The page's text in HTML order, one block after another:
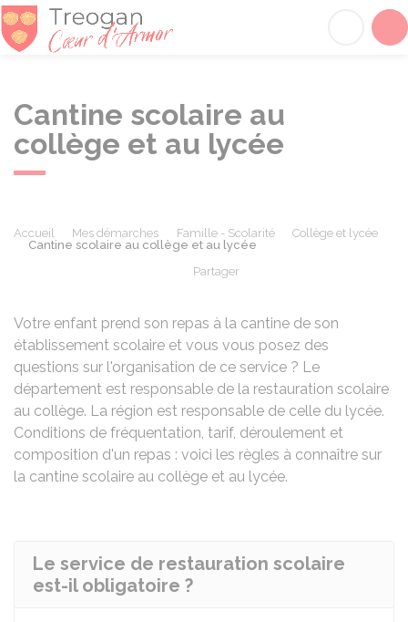
Cantine scolaire au
collège et au lycée
Accueil Mes démarches Famille - Scolarité
Collège et lycée
Cantine scolaire au collège et au lycée
Partager
Votre enfant prend son repas à la cantine de son
établissement scolaire et vous vous posez des
questions sur l'organisation de ce service ? Le
département est responsable de la restauration scolaire
au collège. La région est responsable de celle du lycée.
Conditions de fréquentation, tarif, déroulement et
composition d'un repas : voici les règles à connaître sur
la cantine scolaire au collège et au lycée.
Le service de restauration scolaire
est-il obligatoire ?